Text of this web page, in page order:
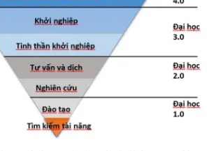
công theo mô hình đại học thông
tạo, đang nỗ lực nâng cao năng lực
chuyển đổi của giáo dục đại học thế
mới.